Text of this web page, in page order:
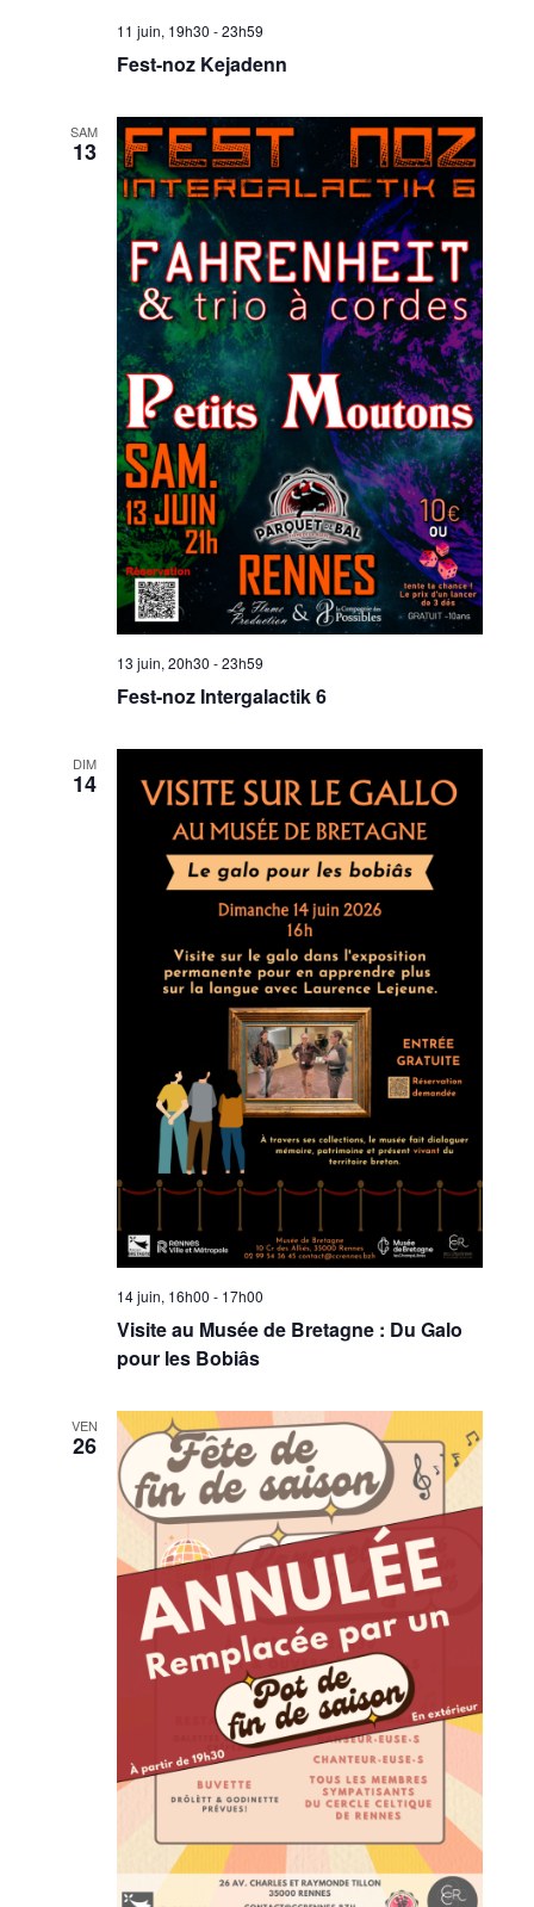
11 juin, 19h30 -23h59
Fest-noz Kejadenn
SAM
13
13 juin, 20h30 -23h59
Fest-noz Intergalactik 6
DIM
14
14 juin, 16h00 - 17h00
Visite au Musée de Bretagne : Du Galo
pour les Bobiâs
VEN
26